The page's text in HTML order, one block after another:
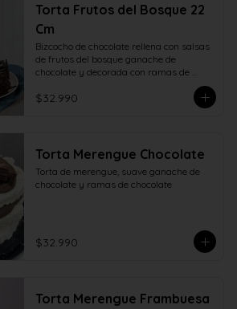
Torta Frutos del Bosque 22
Cm
Bizcocho de chocolate rellena con salsas
de frutos del bosque ganache de
chocolate y decorada con ramas de
$32.990
Torta Merengue Chocolate
Torta de merengue, suave ganache de
chocolate y ramas de chocolate
$32.990
Torta Merengue Frambuesa